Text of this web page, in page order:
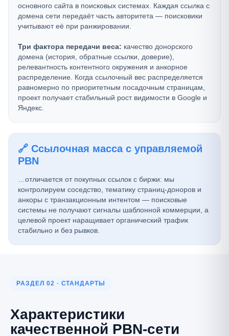
основного сайта в поисковых системах. Каждая ссылка с
домена сети передаёт часть авторитета — поисковики
учитывают её при ранжировании.
Три фактора передачи веса: качество донорского
домена (история, обратные ссылки, доверие),
релевантность контентного окружения и анкорное
распределение. Когда ссылочный вес распределяется
равномерно по приоритетным посадочным страницам,
проект получает стабильный рост видимости в Google и
Яндекс.
🔗 Ссылочная масса с управляемой
PBN
…отличается от покупных ссылок с биржи: мы
контролируем соседство, тематику страниц-доноров и
анкоры с транзакционным интентом — поисковые
системы не получают сигналы шаблонной коммерции, а
целевой проект наращивает органический трафик
стабильно и без рывков.
РАЗДЕЛ 02 · СТАНДАРТЫ
Характеристики
качественной PBN-сети